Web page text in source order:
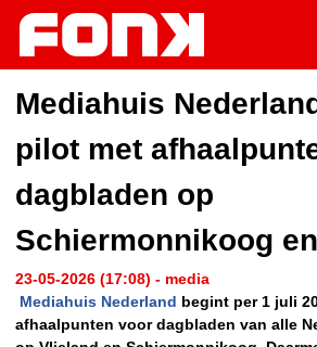
Mediahuis
pilot met
dagbladen op
Schiermonnikoog
23-05-2026 (17:08) - media
Mediahuis Nederland begint per 1 juli
afhaalpunten voor dagbladen van alle